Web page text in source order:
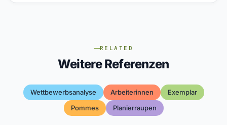
RELATED
Weitere Referenzen
Wettbewerbsanalyse Arbeiterinnen
Exemplar
Pommes
Planierraupen